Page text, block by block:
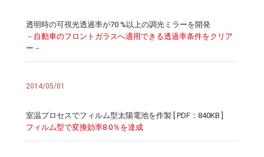
透明時の可視光透過率が70 %以上の調光ミラーを開発
－自動車のフロントガラスへ適用できる透過率条件をクリア
ー－
2014/05/01
室温プロセスでフィルム型太陽電池を作製 [ PDF：840KB ]
フィルム型で変換効率8.0％を達成